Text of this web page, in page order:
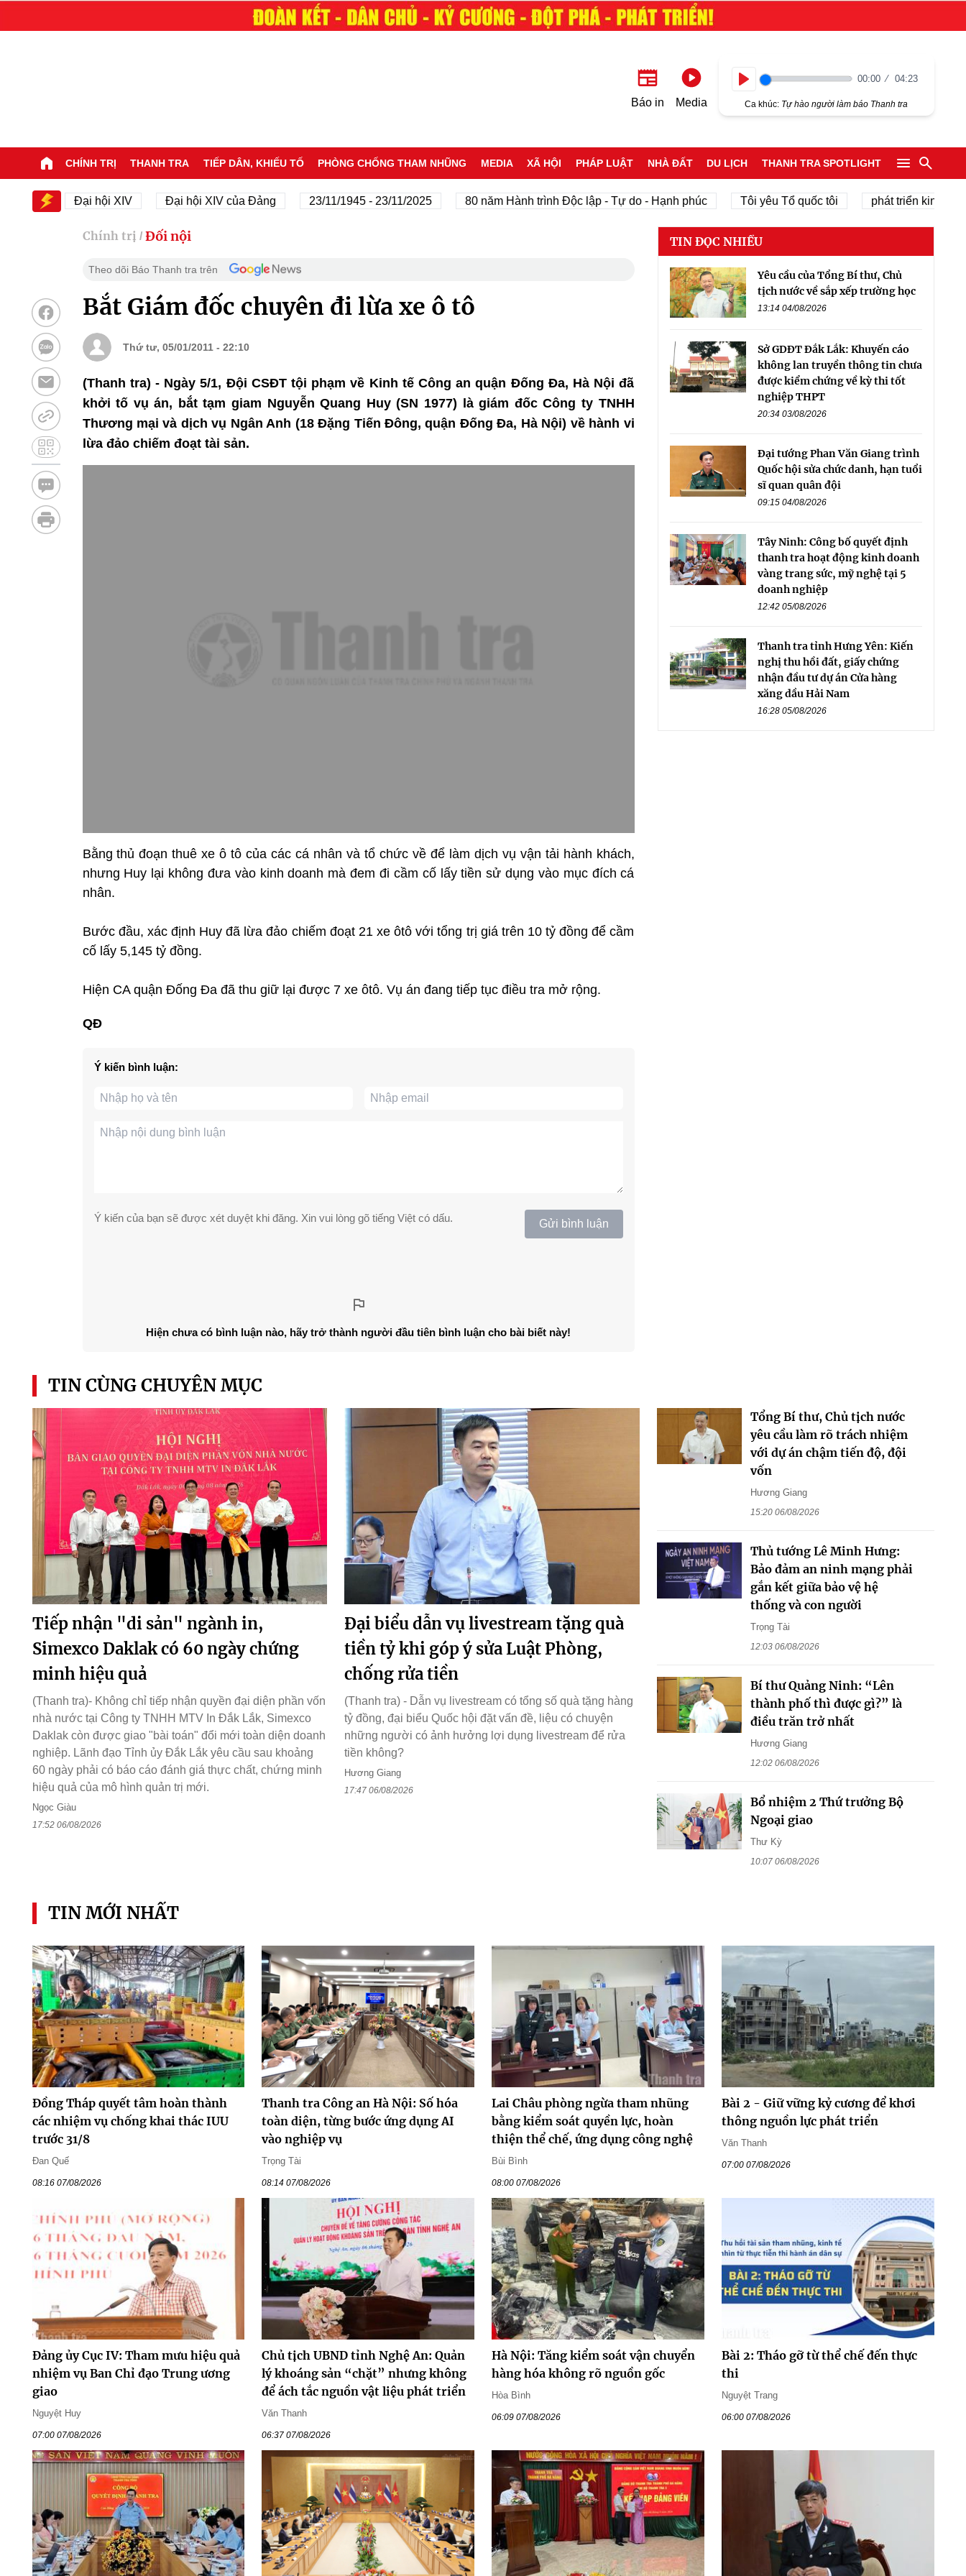
Báo in Media
00:00 04:23
Ca khúc: Tự hào người làm báo Thanh tra
CHÍNH TRỊ THANH TRA TIẾP DÂN, KHIẾU TỐ PHÒNG CHỐNG THAM NHŨNG MEDIA XÃ HỘI PHÁP LUẬT NHÀ ĐẤT DU LỊCH THANH TRA SPOTLIGHT
Đại hội XIV Đại hội XIV của Đảng 23/11/1945 - 23/11/2025 80 năm Hành trình Độc lập - Tự do - Hạnh phúc Tôi yêu Tổ quốc tôi phát triển kinh tế tư nhân
Chính trị / Đối nội
Theo dõi Báo Thanh tra trên
Bắt Giám đốc chuyên đi lừa xe ô tô
Thứ tư, 05/01/2011 - 22:10
(Thanh tra) - Ngày 5/1, Đội CSĐT tội phạm về Kinh tế Công an quận Đống Đa, Hà Nội đã
khởi tố vụ án, bắt tạm giam Nguyễn Quang Huy (SN 1977) là giám đốc Công ty TNHH
Thương mại và dịch vụ Ngân Anh (18 Đặng Tiến Đông, quận Đống Đa, Hà Nội) về hành vi
lừa đảo chiếm đoạt tài sản.
Bằng thủ đoạn thuê xe ô tô của các cá nhân và tổ chức về để làm dịch vụ vận tải hành khách,
nhưng Huy lại không đưa vào kinh doanh mà đem đi cầm cố lấy tiền sử dụng vào mục đích cá
nhân.
Bước đầu, xác định Huy đã lừa đảo chiếm đoạt 21 xe ôtô với tổng trị giá trên 10 tỷ đồng để cầm
cố lấy 5,145 tỷ đồng.
Hiện CA quận Đống Đa đã thu giữ lại được 7 xe ôtô. Vụ án đang tiếp tục điều tra mở rộng.
QĐ
Ý kiến bình luận:
Ý kiến của bạn sẽ được xét duyệt khi đăng. Xin vui lòng gõ tiếng Việt có dấu. Gửi bình luận
Hiện chưa có bình luận nào, hãy trở thành người đầu tiên bình luận cho bài biết này!
TIN ĐỌC NHIỀU
Yêu cầu của Tổng Bí thư, Chủ
tịch nước về sắp xếp trường học
13:14 04/08/2026
Sở GDĐT Đắk Lắk: Khuyến cáo
không lan truyền thông tin chưa
được kiểm chứng về kỳ thi tốt
nghiệp THPT
20:34 03/08/2026
Đại tướng Phan Văn Giang trình
Quốc hội sửa chức danh, hạn tuổi
sĩ quan quân đội
09:15 04/08/2026
Tây Ninh: Công bố quyết định
thanh tra hoạt động kinh doanh
vàng trang sức, mỹ nghệ tại 5
doanh nghiệp
12:42 05/08/2026
Thanh tra tỉnh Hưng Yên: Kiến
nghị thu hồi đất, giấy chứng
nhận đầu tư dự án Cửa hàng
xăng dầu Hải Nam
16:28 05/08/2026
TIN CÙNG CHUYÊN MỤC
Tiếp nhận "di sản" ngành in,
Simexco Daklak có 60 ngày chứng
minh hiệu quả
(Thanh tra)- Không chỉ tiếp nhận quyền đại diện phần vốn
nhà nước tại Công ty TNHH MTV In Đắk Lắk, Simexco
Daklak còn được giao "bài toán" đổi mới toàn diện doanh
nghiệp. Lãnh đạo Tỉnh ủy Đắk Lắk yêu cầu sau khoảng
60 ngày phải có báo cáo đánh giá thực chất, chứng minh
hiệu quả của mô hình quản trị mới.
Ngọc Giàu
17:52 06/08/2026
Đại biểu dẫn vụ livestream tặng quà
tiền tỷ khi góp ý sửa Luật Phòng,
chống rửa tiền
(Thanh tra) - Dẫn vụ livestream có tổng số quà tặng hàng
tỷ đồng, đại biểu Quốc hội đặt vấn đề, liệu có chuyện
những người có ảnh hưởng lợi dụng livestream để rửa
tiền không?
Hương Giang
17:47 06/08/2026
Tổng Bí thư, Chủ tịch nước
yêu cầu làm rõ trách nhiệm
với dự án chậm tiến độ, đội
vốn
Hương Giang
15:20 06/08/2026
Thủ tướng Lê Minh Hưng:
Bảo đảm an ninh mạng phải
gắn kết giữa bảo vệ hệ
thống và con người
Trọng Tài
12:03 06/08/2026
Bí thư Quảng Ninh: “Lên
thành phố thì được gì?” là
điều trăn trở nhất
Hương Giang
12:02 06/08/2026
Bổ nhiệm 2 Thứ trưởng Bộ
Ngoại giao
Thư Kỳ
10:07 06/08/2026
TIN MỚI NHẤT
Đồng Tháp quyết tâm hoàn thành
các nhiệm vụ chống khai thác IUU
trước 31/8
Đan Quế
08:16 07/08/2026
Thanh tra Công an Hà Nội: Số hóa
toàn diện, từng bước ứng dụng AI
vào nghiệp vụ
Trọng Tài
08:14 07/08/2026
Lai Châu phòng ngừa tham nhũng
bằng kiểm soát quyền lực, hoàn
thiện thể chế, ứng dụng công nghệ
Bùi Bình
08:00 07/08/2026
Bài 2 - Giữ vững kỷ cương để khơi
thông nguồn lực phát triển
Văn Thanh
07:00 07/08/2026
Đảng ủy Cục IV: Tham mưu hiệu quả
nhiệm vụ Ban Chỉ đạo Trung ương
giao
Nguyệt Huy
07:00 07/08/2026
Chủ tịch UBND tỉnh Nghệ An: Quản
lý khoáng sản “chặt” nhưng không
để ách tắc nguồn vật liệu phát triển
Văn Thanh
06:37 07/08/2026
Hà Nội: Tăng kiểm soát vận chuyển
hàng hóa không rõ nguồn gốc
Hòa Bình
06:09 07/08/2026
Bài 2: Tháo gỡ từ thể chế đến thực
thi
Nguyệt Trang
06:00 07/08/2026